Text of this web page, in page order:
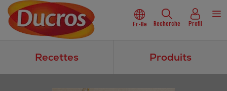
Fr-Be Recherche Profil
Recettes Produits